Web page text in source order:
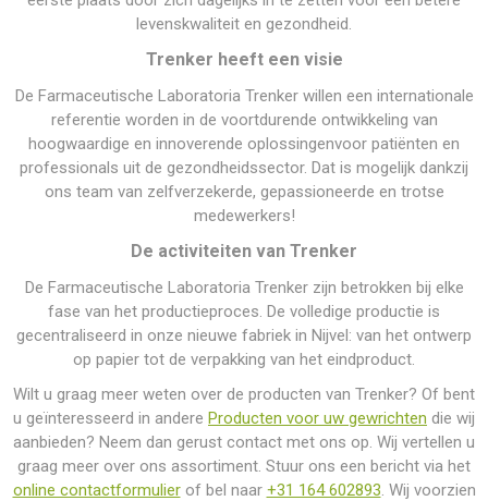
levenskwaliteit en gezondheid.
Trenker heeft een visie
De Farmaceutische Laboratoria Trenker willen een internationale
referentie worden in de voortdurende ontwikkeling van
hoogwaardige en innoverende oplossingenvoor patiënten en
professionals uit de gezondheidssector. Dat is mogelijk dankzij
ons team van zelfverzekerde, gepassioneerde en trotse
medewerkers!
De activiteiten van Trenker
De Farmaceutische Laboratoria Trenker zijn betrokken bij elke
fase van het productieproces. De volledige productie is
gecentraliseerd in onze nieuwe fabriek in Nijvel: van het ontwerp
op papier tot de verpakking van het eindproduct.
Wilt u graag meer weten over de producten van Trenker? Of bent
u geïnteresseerd in andere Producten voor uw gewrichten die wij
aanbieden? Neem dan gerust contact met ons op. Wij vertellen u
graag meer over ons assortiment. Stuur ons een bericht via het
online contactformulierof bel naar +31 164 602893. Wij voorzien